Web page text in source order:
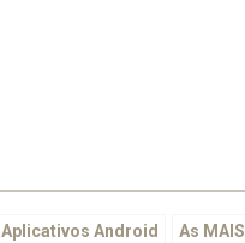
Aplicativos Android As MAIS